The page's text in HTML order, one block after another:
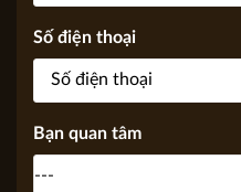
Email
Số điện thoại